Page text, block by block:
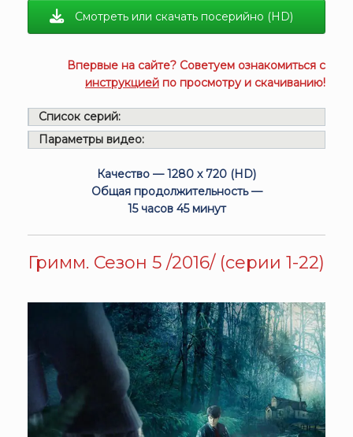
Смотреть или скачать посерийно (HD)
Впервые на сайте? Советуем ознакомиться с
инструкцией по просмотру и скачиванию!
Список серий:
Параметры видео:
Качество — 1280 x 720 (HD)
Общая продолжительность —
15 часов 45 минут
Гримм. Сезон 5 /2016/ (серии 1-22)